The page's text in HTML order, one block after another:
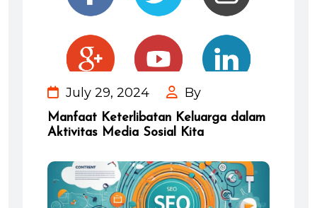
July 29, 2024 By
Manfaat Keterlibatan Keluarga dalam
Aktivitas Media Sosial Kita